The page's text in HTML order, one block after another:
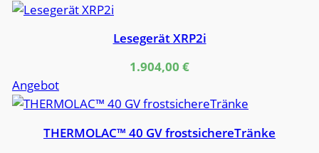
1.041,25 €
Lesegerät XRP2i
1.904,00 €
AngebotProdukt
im
THERMOLAC™ 40 GV frostsichereTränke